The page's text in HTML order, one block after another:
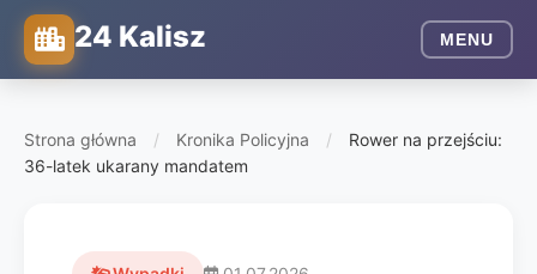
24 Kalisz MENU
Strona główna / Kronika Policyjna /
Rower na przejściu:
36-latek ukarany mandatem